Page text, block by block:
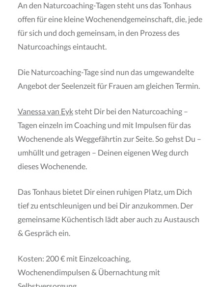
An den Naturcoaching-Tagen steht uns das Tonhaus
offen für eine kleine Wochenendgemeinschaft, die, jede
für sich und doch gemeinsam, in den Prozess des
Naturcoachings eintaucht.
Die Naturcoaching-Tage sind nun das umgewandelte
Angebot der Seelenzeit für Frauen am gleichen Termin.
Vanessa van Eyksteht Dir bei den Naturcoaching –
Tagen einzeln im Coaching und mit Impulsen für das
Wochenende als Weggefährtin zur Seite. So gehst Du –
umhüllt und getragen – Deinen eigenen Weg durch
dieses Wochenende.
Das Tonhaus bietet Dir einen ruhigen Platz, um Dich
tief zu entschleunigen und bei Dir anzukommen. Der
gemeinsame Küchentisch lädt aber auch zu Austausch
& Gespräch ein.
Kosten: 200 € mit Einzelcoaching,
Wochenendimpulsen & Übernachtung mit